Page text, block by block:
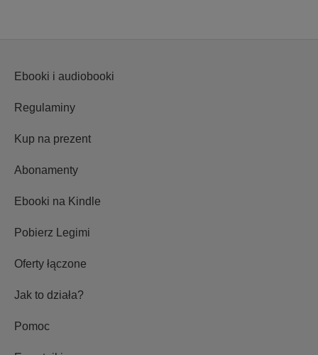
Ebooki i audiobooki
Regulaminy
Kup na prezent
Abonamenty
Ebooki na Kindle
Pobierz Legimi
Oferty łączone
Jak to działa?
Pomoc